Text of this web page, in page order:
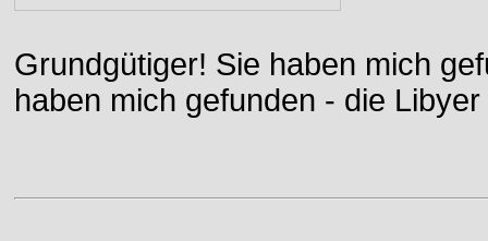
Grundgütiger! Sie haben mich
haben mich gefunden - die